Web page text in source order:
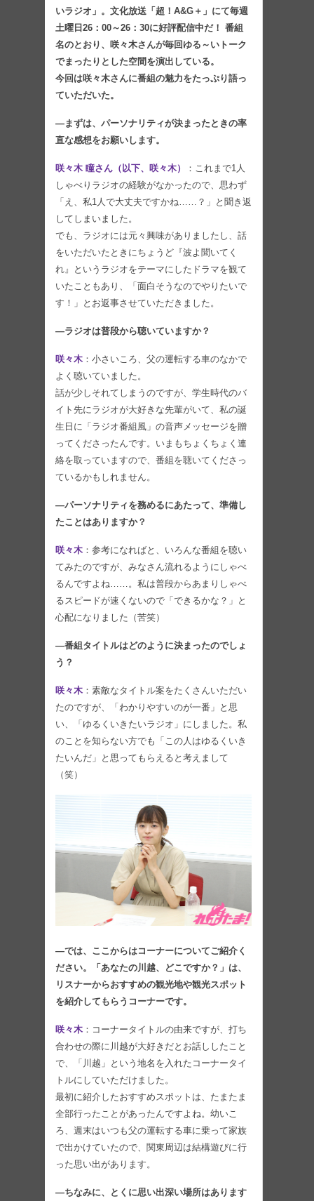
いラジオ」。文化放送「超！A&G＋」にて毎週
土曜日26：00～26：30に好評配信中だ！ 番組
名のとおり、咲々木さんが毎回ゆる～いトーク
でまったりとした空間を演出している。
今回は咲々木さんに番組の魅力をたっぷり語っ
ていただいた。
―まずは、パーソナリティが決まったときの率
直な感想をお願いします。
咲々木 瞳さん（以下、咲々木）
：これまで1人
しゃべりラジオの経験がなかったので、思わず
「え、私1人で大丈夫ですかね……？」と聞き返
してしまいました。
でも、ラジオには元々興味がありましたし、話
をいただいたときにちょうど『波よ聞いてく
れ』というラジオをテーマにしたドラマを観て
いたこともあり、「面白そうなのでやりたいで
す！」とお返事させていただきました。
―ラジオは普段から聴いていますか？
咲々木 ：小さいころ、父の運転する車のなかで
よく聴いていました。
話が少しそれてしまうのですが、学生時代のバ
イト先にラジオが大好きな先輩がいて、私の誕
生日に「ラジオ番組風」の音声メッセージを贈
ってくださったんです。いまもちょくちょく連
絡を取っていますので、番組を聴いてくださっ
ているかもしれません。
―パーソナリティを務めるにあたって、準備し
たことはありますか？
咲々木 ：参考になればと、いろんな番組を聴い
てみたのですが、みなさん流れるようにしゃべ
るんですよね……。私は普段からあまりしゃべ
るスピードが速くないので「できるかな？」と
心配になりました（苦笑）
―番組タイトルはどのように決まったのでしょ
う？
咲々木 ：素敵なタイトル案をたくさんいただい
たのですが、「わかりやすいのが一番」と思
い、「ゆるくいきたいラジオ」にしました。私
のことを知らない方でも「この人はゆるくいき
たいんだ」と思ってもらえると考えまして
（笑）
―では、ここからはコーナーについてご紹介く
ださい。「あなたの川越、どこですか？」は、
リスナーからおすすめの観光地や観光スポット
を紹介してもらうコーナーです。
咲々木 ：コーナータイトルの由来ですが、打ち
合わせの際に川越が大好きだとお話ししたこと
で、「川越」という地名を入れたコーナータイ
トルにしていただけました。
最初に紹介したおすすめスポットは、たまたま
全部行ったことがあったんですよね。幼いこ
ろ、週末はいつも父の運転する車に乗って家族
で出かけていたので、関東周辺は結構遊びに行
った思い出があります。
―ちなみに、とくに思い出深い場所はあります